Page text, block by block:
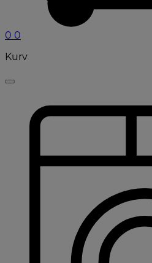
0 0
Kurv